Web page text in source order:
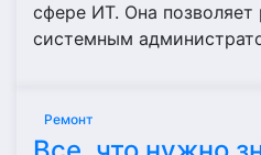
сфере ИТ. Она позволяет
системным
Ремонт